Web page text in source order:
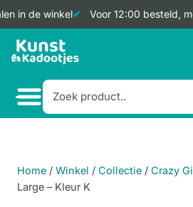
in de winkel Voor 12:00 besteld,
Doorgaan
naar
Home / Winkel / Collectie / Crazy
Large – Kleur K